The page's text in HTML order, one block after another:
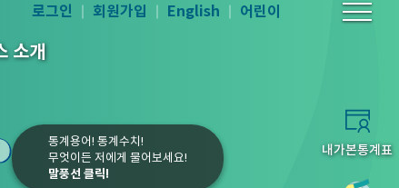
소개
로그인 회원가입 English 어린이
내가본통계표
통계용어! 통계수치!
무엇이든 저에게 물어보세요!
말풍선 클릭!